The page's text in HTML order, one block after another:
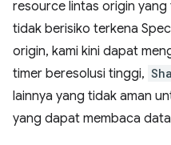
resource lintas origin
tidak berisiko terkena
origin, kami kini dapat
timer beresolusi tinggi,
lainnya yang tidak aman
yang dapat membaca